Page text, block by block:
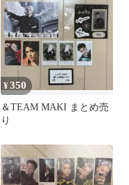
¥350
＆TEAM MAKI まとめ売
り